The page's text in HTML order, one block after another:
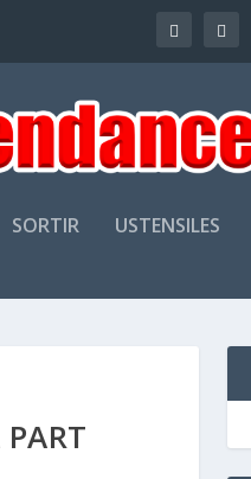
SORTIR USTENSILES